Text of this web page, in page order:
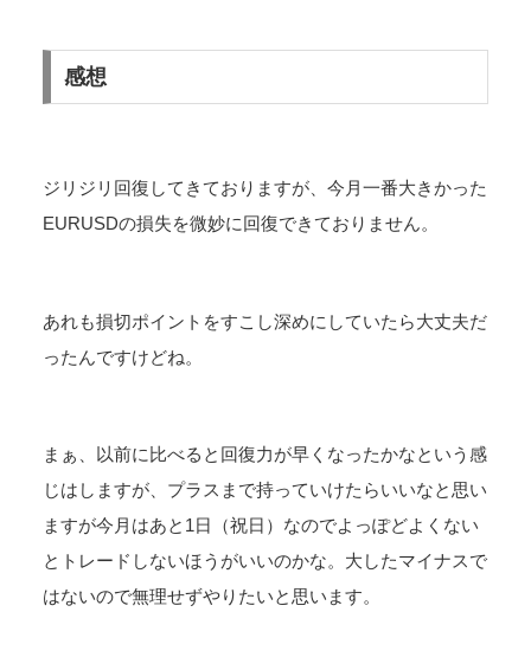
感想
ジリジリ回復してきておりますが、今月一番大きかった
EURUSDの損失を微妙に回復できておりません。
あれも損切ポイントをすこし深めにしていたら大丈夫だ
ったんですけどね。
まぁ、以前に比べると回復力が早くなったかなという感
じはしますが、プラスまで持っていけたらいいなと思い
ますが今月はあと1日（祝日）なのでよっぽどよくない
とトレードしないほうがいいのかな。大したマイナスで
はないので無理せずやりたいと思います。